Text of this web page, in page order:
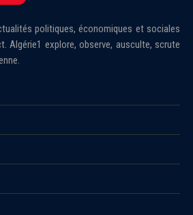
politiques, économiques et sociales
Algérie1 explore, observe, ausculte, scrute